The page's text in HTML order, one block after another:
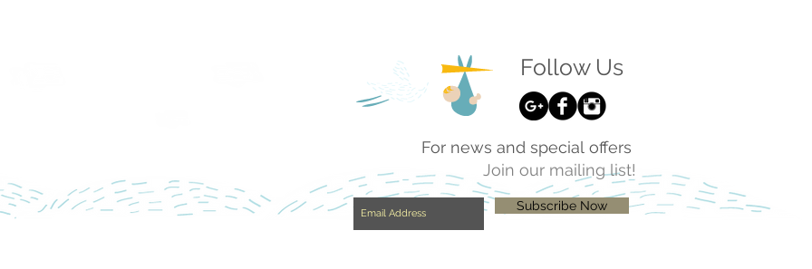
Follow Us
For news and special offers
Join our mailing list!
Subscribe Now